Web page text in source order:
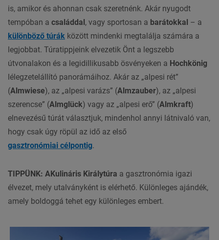
is, amikor és ahonnan csak szeretnénk. Akár nyugodt
tempóban a családdal, vagy sportosan a barátokkal – a
különböző túrák között mindenki megtalálja számára a
legjobbat. Túratippjeink elvezetik Önt a legszebb
útvonalakon és a legidillikusabb ösvényeken a Hochkönig
lélegzetelállító panorámáihoz. Akár az „alpesi rét”
(Almwiese), az „alpesi varázs” (Almzauber), az „alpesi
szerencse” (Almglück) vagy az „alpesi erő” (Almkraft)
elnevezésű túrát választjuk, mindenhol annyi látnivaló van,
hogy csak úgy röpül az idő az első
gasztronómiai célpontig.
TIPPÜNK: AKulináris Királytúra a gasztronómia igazi
élvezet, mely utalványként is elérhető. Különleges ajándék,
amely boldoggá tehet egy különleges embert.